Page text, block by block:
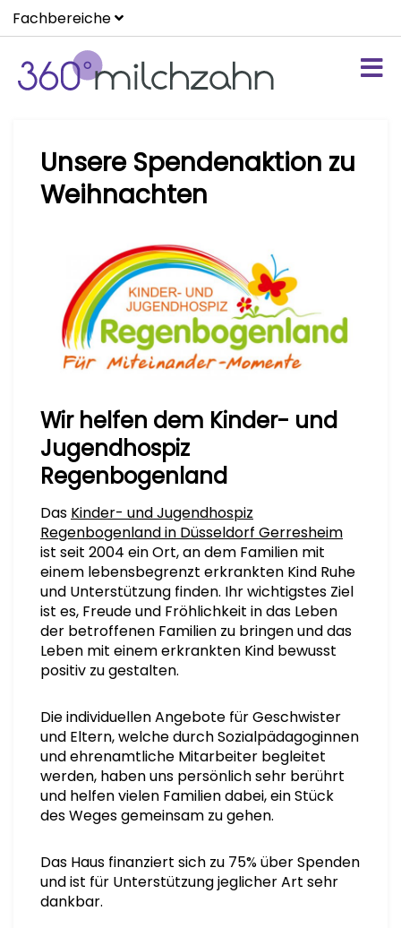
Fachbereiche
Unsere Spendenaktion zu
Weihnachten
Wir helfen dem Kinder- und
Jugendhospiz
Regenbogenland
Das Kinder- und Jugendhospiz
Regenbogenland in Düsseldorf Gerresheim
ist seit 2004 ein Ort, an dem Familien mit
einem lebensbegrenzt erkrankten Kind Ruhe
und Unterstützung finden. Ihr wichtigstes Ziel
ist es, Freude und Fröhlichkeit in das Leben
der betroffenen Familien zu bringen und das
Leben mit einem erkrankten Kind bewusst
positiv zu gestalten.
Die individuellen Angebote für Geschwister
und Eltern, welche durch Sozialpädagoginnen
und ehrenamtliche Mitarbeiter begleitet
werden, haben uns persönlich sehr berührt
und helfen vielen Familien dabei, ein Stück
des Weges gemeinsam zu gehen.
Das Haus finanziert sich zu 75% über Spenden
und ist für Unterstützung jeglicher Art sehr
dankbar.